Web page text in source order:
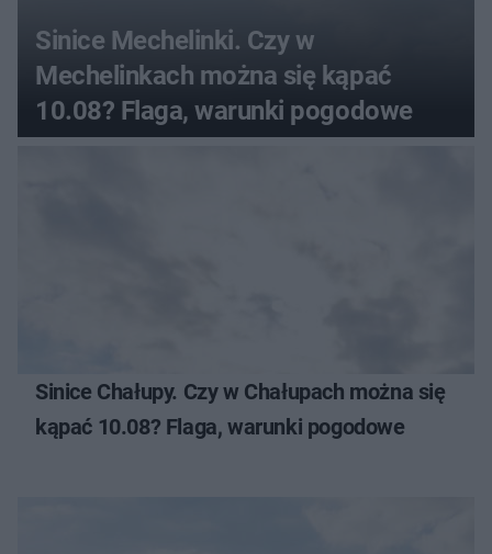
Sinice Mechelinki. Czy w
Mechelinkach można się kąpać
10.08? Flaga, warunki pogodowe
Sinice Chałupy. Czy w Chałupach można się
kąpać 10.08? Flaga, warunki pogodowe